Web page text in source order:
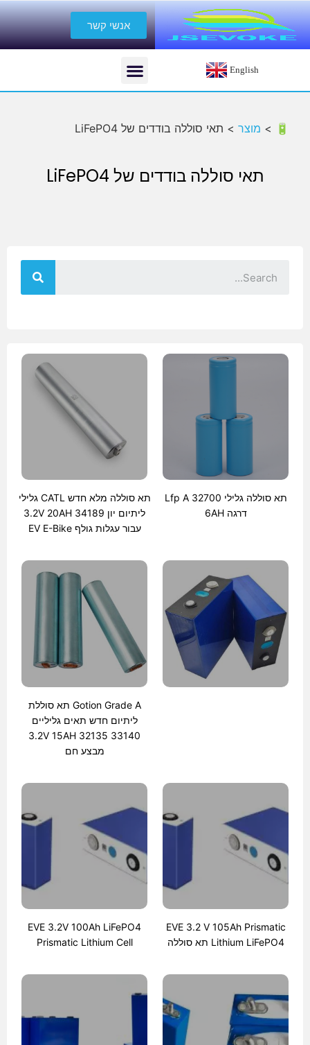
אנשי קשר
English
🔋 > מוצר > תאי סוללה בודדים של LiFePO4
תאי סוללה בודדים של LiFePO4
תא סוללה גלילי 32700 Lfp A
דרגה 6AH
תא סוללה מלא חדש CATL גלילי
ליתיום יון 34189 3.2V 20AH
עבור עגלות גולף EV E-Bike
Gotion Grade A תא סוללת
ליתיום חדש תאים גליליים
33140 32135 3.2V 15AH
מבצע חם
EVE 3.2 V 105Ah Prismatic
Lithium LiFePO4 תא סוללה
EVE 3.2V 100Ah LiFePO4
Prismatic Lithium Cell